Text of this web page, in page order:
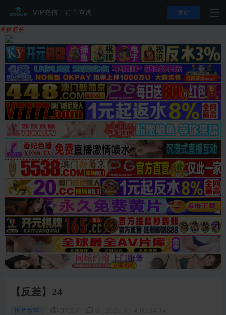
VIP充值 订单查询 发帖
充值积分
【反差】24
图片故事 37367 0